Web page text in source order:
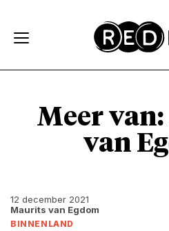
Meer
van
12 december 2021
Maurits van Egdom
BINNENLAND